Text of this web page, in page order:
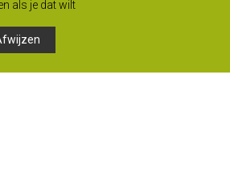
als je dat wilt